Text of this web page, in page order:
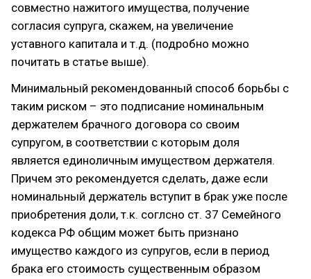
совместно нажитого имущества, получение
согласия супруга, скажем, на увеличение
уставного капитала и т.д. (подробно можно
почитать в статье выше).
Минимальный рекомендованный способ борьбы с
таким риском – это подписание номинальным
держателем брачного договора со своим
супругом, в соответствии с которым доля
является единоличным имуществом держателя.
Причем это рекомендуется сделать, даже если
номинальный держатель вступит в брак уже после
приобретения доли, т.к. соглсно ст. 37 Семейного
кодекса РФ общим может быть признано
имущество каждого из супругов, если в период
брака его стоимость существенным образом